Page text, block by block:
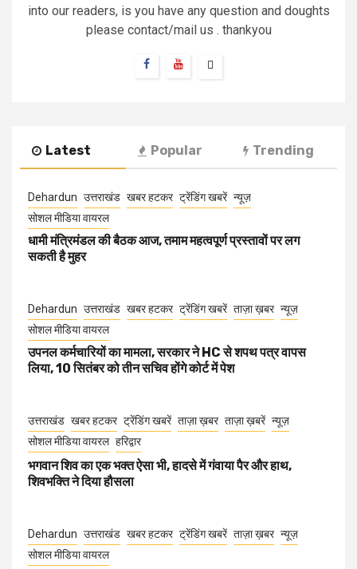
into our readers, is you have any question and doughts
please contact/mail us . thankyou
Latest Popular Trending
Dehardun उत्तराखंड खबर हटकर ट्रेंडिंग खबरें न्यूज़
सोशल मीडिया वायरल
धामी मंत्रिमंडल की बैठक आज, तमाम महत्वपूर्ण प्रस्तावों पर लग
सकती है मुहर
Dehardun उत्तराखंड खबर हटकर ट्रेंडिंग खबरें ताज़ा ख़बर न्यूज़
सोशल मीडिया वायरल
उपनल कर्मचारियों का मामला, सरकार ने HC से शपथ पत्र वापस
लिया, 10 सितंबर को तीन सचिव होंगे कोर्ट में पेश
उत्तराखंड खबर हटकर ट्रेंडिंग खबरें ताज़ा ख़बर ताज़ा ख़बरें न्यूज़
सोशल मीडिया वायरल हरिद्वार
भगवान शिव का एक भक्त ऐसा भी, हादसे में गंवाया पैर और हाथ,
शिवभक्ति ने दिया हौसला
Dehardun उत्तराखंड खबर हटकर ट्रेंडिंग खबरें ताज़ा ख़बर न्यूज़
सोशल मीडिया वायरल